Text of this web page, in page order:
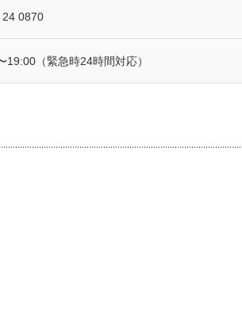
0870
19:00（緊急時24時間対応）